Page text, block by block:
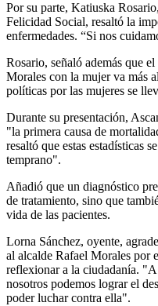
Por su parte, Katiuska
Felicidad Social, resaltó la
enfermedades. “Si nos
Rosario, señaló además que
Morales con la mujer va más
políticas por las mujeres se
Durante su presentación,
"la primera causa de
resaltó que estas estadísticas
temprano".
Añadió que un diagnóstico
de tratamiento, sino que
vida de las pacientes.
Lorna Sánchez, oyente,
al alcalde Rafael Morales por
reflexionar a la ciudadanía.
nosotros podemos lograr el
poder luchar contra ella".